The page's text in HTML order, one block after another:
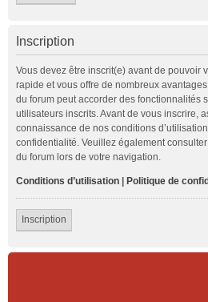
Inscription
Vous devez être inscrit(e) avant de pouvoir
rapide et vous offre de nombreux
du forum peut accorder des fonctionnalités
utilisateurs inscrits. Avant de vous inscrire,
connaissance de nos conditions
confidentialité. Veuillez également
du forum lors de votre navigation.
Conditions d’utilisation Politique de
Inscription